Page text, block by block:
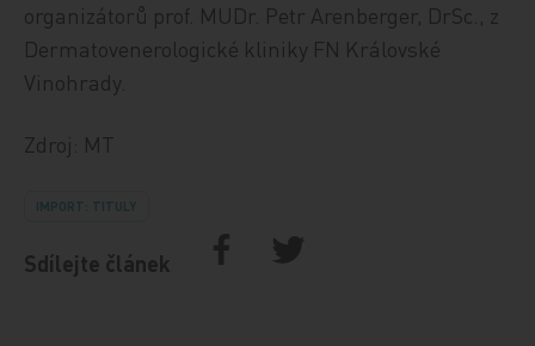
organizátorů prof. MUDr. Petr Arenberger, DrSc., z
Dermatovenerologické kliniky FN Královské
Vinohrady.
Zdroj: MT
IMPORT: TITULY
Sdílejte článek